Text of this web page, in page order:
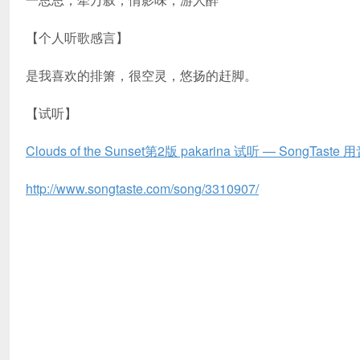
【个人听歌感言】
是我喜欢的排箫，很空灵，悠扬的赶脚。
【试听】
Clouds of the Sunset第2版 pakarina 试听 — SongTaste
http://www.songtaste.com/song/3310907/